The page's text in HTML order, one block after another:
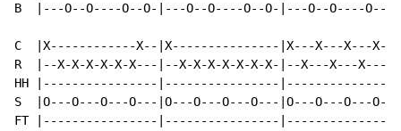
B  |---O--O----O--O-|---O--O----O--O-|---O--O----O--
C  |X------------X--|X---------------|X---X---X---
R  |--X-X-X-X-X-X---|--X-X-X-X-X-X-X-|--X---X---
HH |----------------|----------------
S  |O---O---O---O---|O---O---O---O---|O---O---O---O---|O---
FT |----------------|----------------